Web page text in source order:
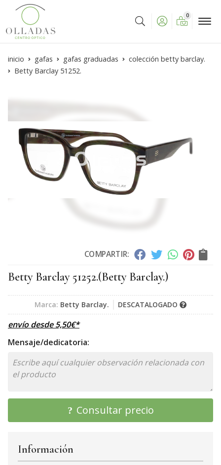
Buscar
0
inicio gafas gafas graduadas
colección betty barclay.
Betty Barclay 51252.
COMPARTIR:
Betty Barclay 51252.(Betty Barclay.)
Marca: Betty Barclay. DESCATALOGADO
envío desde5,50€*
Mensaje/dedicatoria:
Consultar precio
Información